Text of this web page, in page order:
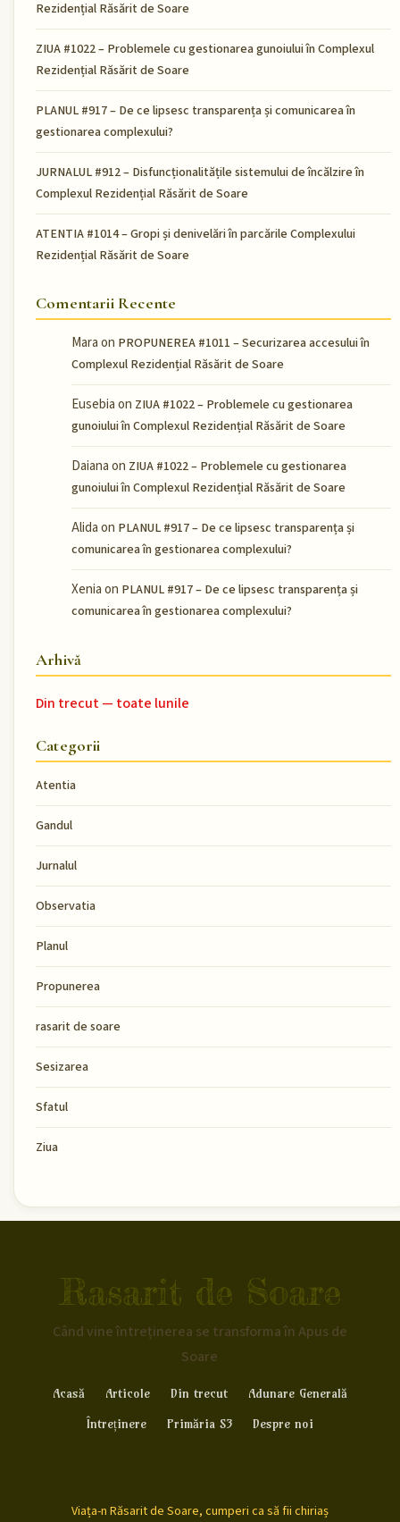
Rezidențial Răsărit de Soare
ZIUA #1022 – Problemele cu gestionarea gunoiului în Complexul
Rezidențial Răsărit de Soare
PLANUL #917 – De ce lipsesc transparența și comunicarea în
gestionarea complexului?
JURNALUL #912 – Disfuncționalitățile sistemului de încălzire în
Complexul Rezidențial Răsărit de Soare
ATENTIA #1014 – Gropi și denivelări în parcările Complexului
Rezidențial Răsărit de Soare
Comentarii Recente
Maraon PROPUNEREA #1011 – Securizarea accesului în
Complexul Rezidențial Răsărit de Soare
Eusebiaon ZIUA #1022 – Problemele cu gestionarea
gunoiului în Complexul Rezidențial Răsărit de Soare
Daianaon ZIUA #1022 – Problemele cu gestionarea
gunoiului în Complexul Rezidențial Răsărit de Soare
Alidaon PLANUL #917 – De ce lipsesc transparența și
comunicarea în gestionarea complexului?
Xeniaon PLANUL #917 – De ce lipsesc transparența și
comunicarea în gestionarea complexului?
Arhivă
Din trecut — toate lunile
Categorii
Atentia
Gandul
Jurnalul
Observatia
Planul
Propunerea
rasarit de soare
Sesizarea
Sfatul
Ziua
Rasarit de Soare
Când vine întreținerea se transforma în Apus de
Soare
Acasă Articole Din trecut
Adunare Generală
Întreținere
Primăria S3 Despre noi
Viața-n Răsarit de Soare, cumperi ca să fii chiriaș